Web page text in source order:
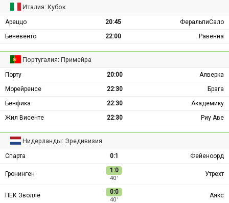
Италия: Кубок
Ареццо 20:45
ФеральпиСало
Беневенто
22:00 Равенна
Португалия: Примейра
Порту 20:00
Алверка
Морейренсе
22:30
Брага
Бенфика
22:30
Академику
Жил Висенте
22:30 Риу Аве
Нидерланды: Эредивизия
Спарта 0:1 Фейеноорд
Гронинген 1:0
40 ′
Утрехт
ПЕК Зволле 0:0
40 ′
Аякс